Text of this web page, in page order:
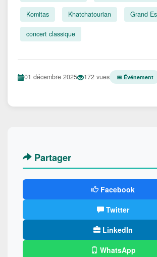
Komitas Khatchatourian Grand
concert classique
01 décembre 2025 172 vues 📅 Événement
Partager
Facebook
Twitter
LinkedIn
WhatsApp